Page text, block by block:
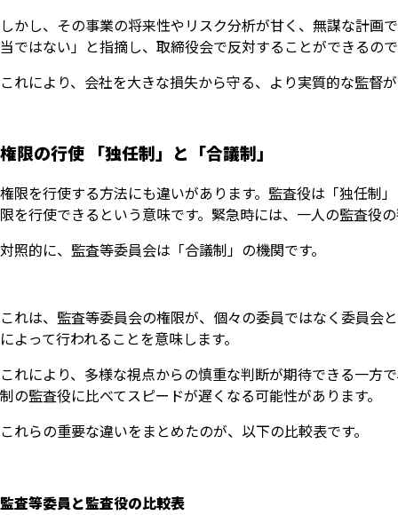
しかし、その事業の将来性やリスク分析が甘く、無謀な計
当ではない」と指摘し、取締役会で反対することができるの
これにより、会社を大きな損失から守る、より実質的な監督
権限の行使 「独任制」と「合議制」
権限を行使する方法にも違いがあります。監査役は「独任制
限を行使できるという意味です。緊急時には、一人の監査役
対照的に、監査等委員会は「合議制」の機関です。
これは、監査等委員会の権限が、個々の委員ではなく委員会
によって行われることを意味します。
これにより、多様な視点からの慎重な判断が期待できる一方
制の監査役に比べてスピードが遅くなる可能性があります。
これらの重要な違いをまとめたのが、以下の比較表です。
監査等委員と監査役の比較表